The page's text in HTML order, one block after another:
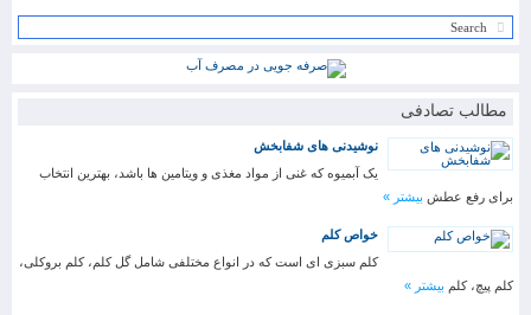
مطالب تصادفی
نوشیدنی های شفابخش
یک آبمیوه که غنی از مواد مغذی و ویتامین ها باشد، بهترین انتخاب
برای رفع عطش بیشتر »
خواص کلم
کلم سبزی ای است که در انواع مختلفی شامل گل کلم، کلم بروکلی،
کلم پیچ، کلم بیشتر »